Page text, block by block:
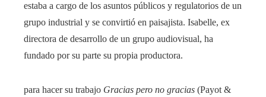
estaba a cargo de los asuntos públicos y regulatorios de un
grupo industrial y se convirtió en paisajista. Isabelle, ex
directora de desarrollo de un grupo audiovisual, ha
fundado por su parte su propia productora.
para hacer su trabajo Gracias pero no gracias (Payot &